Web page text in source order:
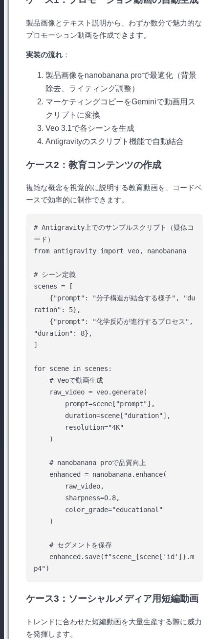
製品画像とテキスト説明から、わずか数分で魅力的な
プロモーション動画を作成できます。
実装の流れ ：
製品画像をnanobanana proで最適化（背景
除去、ライティング調整）
マーケティングコピーをGeminiで動画用ス
クリプトに変換
Veo 3.1で各シーンを生成
Antigravityのスクリプト機能で自動結合
ケース2：教育コンテンツの作成
複雑な概念を視覚的に説明する教育動画を、コードベ
ースで効率的に制作できます。
# Antigravity上でのサンプルスクリプト（疑似コ
ード）
from antigravity import veo, nanobanana
# シーン定義
scenes = [
ration": 5},
"duration": 8},
]
for scene in scenes:
ケース3：ソーシャルメディア用短編動画
トレンドに合わせた短編動画を大量生産する際に威力
を発揮します。